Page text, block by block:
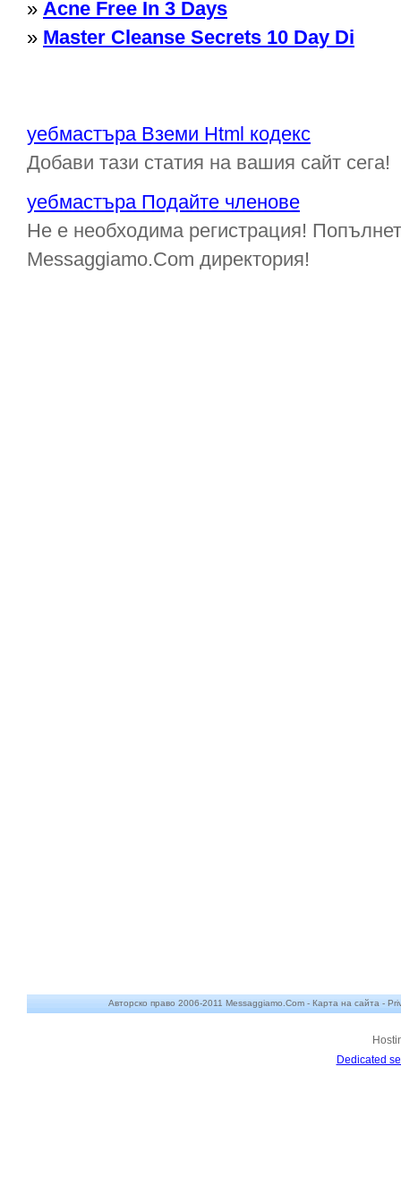
» Acne Free In 3 Days
» Master Cleanse Secrets 10 Day Di
уебмастъра Вземи Html кодекс
Добави тази статия на вашия сайт сега!
уебмастъра Подайте членове
Не е необходима регистрация!
Messaggiamo.Com директория!
Авторско право 2006-2011 Messaggiamo.Com - Карта на сайта -
Dedicated